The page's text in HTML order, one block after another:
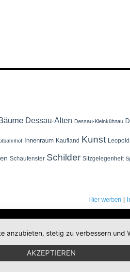
Dessau-Alten Dessau-Kleinkühnau
Innenraum Kaufland Kunst
Schaufenster Schilder Sitzgelegenheit
Hier werben
anzubieten, stetig zu verbessern
AKZEPTIEREN